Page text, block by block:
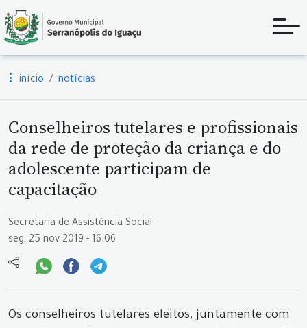
início notícias
Conselheiros tutelares e profissionais
da rede de proteção da criança e do
adolescente participam de
capacitação
Secretaria de Assistência Social
seg, 25 nov 2019 - 16:06
Os conselheiros tutelares eleitos, juntamente com